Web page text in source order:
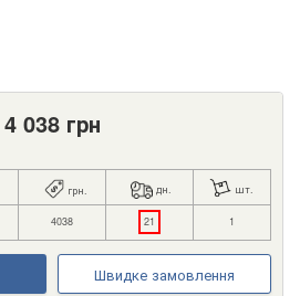
4 038грн
грн. дн. шт.
4038 21 1
Швидке замовлення